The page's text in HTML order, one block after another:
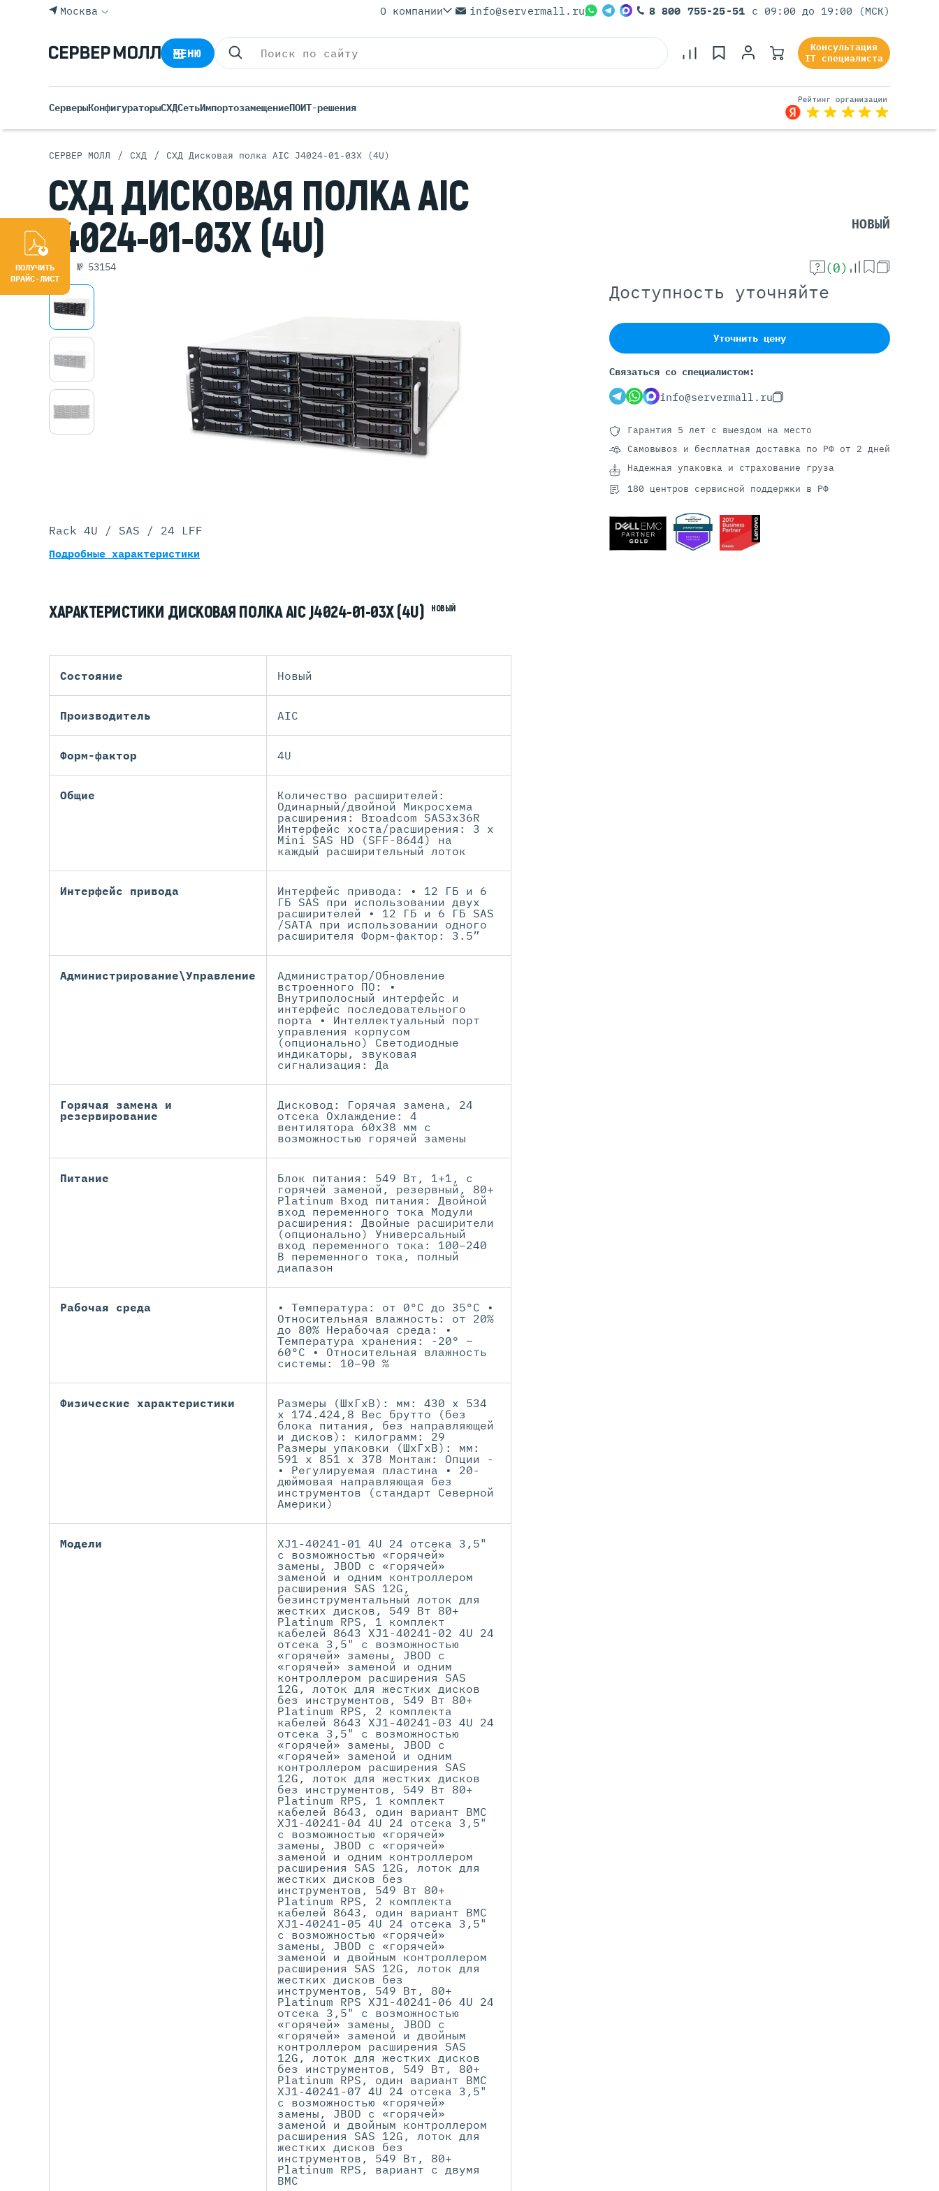
Rack Серверы
Tower Серверы
Российские Серверы
Б/У Серверы (Refurbished)
Серверы Huawei Atlas
Серверы DELL
DELL G17
DELL G16
DELL G15
DELL G14
С GPU AMD
С 4 GPU
С 8 GPU
Москва О компании info@servermall.ru 8 800 755-25-51 с 09:00 до 19:00 (МСК)
МЕНЮ
Консультация
IT специалиста
СерверыКонфигураторыСХДСетьИмпортозамещениеПОИТ-решения
СЕРВЕР МОЛЛ / СХД / СХД Дисковая полка AIC J4024-01-03X (4U)
СХДДИСКОВАЯ ПОЛКА AIC
J4024-01-03X (4U)
арт. № 53154
НОВЫЙ
(0)
Доступность уточняйте
Уточнить цену
Связаться со специалистом:
info@servermall.ru
Гарантия 5 лет с выездом на место
Самовывоз и бесплатная доставка по РФ от 2 дней
Надежная упаковка и страхование груза
180 центров сервисной поддержки в РФ
Rack 4U / SAS / 24 LFF
Подробные характеристики
ХАРАКТЕРИСТИКИ ДИСКОВАЯ ПОЛКА AIC J4024-01-03X (4U) НОВЫЙ
Состояние Новый
Производитель AIC
Форм-фактор 4U
Общие
Количество расширителей:
Одинарный/двойной Микросхема
расширения: Broadcom SAS3x36R
Интерфейс хоста/расширения: 3 x
Mini SAS HD (SFF-8644) на
каждый расширительный лоток
Интерфейс привода
Интерфейс привода: • 12 ГБ и 6
ГБ SAS при использовании двух
расширителей • 12 ГБ и 6 ГБ SAS
/SATA при использовании одного
расширителя Форм-фактор: 3.5”
Администрирование\Управление
Администратор/Обновление
встроенного ПО: •
Внутриполосный интерфейс и
интерфейс последовательного
порта • Интеллектуальный порт
управления корпусом
(опционально) Светодиодные
индикаторы, звуковая
сигнализация: Да
Горячая замена и
резервирование
Дисковод: Горячая замена, 24
отсека Охлаждение: 4
вентилятора 60x38 мм с
возможностью горячей замены
Питание
Блок питания: 549 Вт, 1+1, с
горячей заменой, резервный, 80+
Platinum Вход питания: Двойной
вход переменного тока Модули
расширения: Двойные расширители
(опционально) Универсальный
вход переменного тока: 100–240
В переменного тока, полный
диапазон
Рабочая среда
• Температура: от 0ºC до 35ºC •
Относительная влажность: от 20%
до 80% Нерабочая среда: •
Температура хранения: -20° ~
60°C • Относительная влажность
системы: 10–90 %
Физические характеристики
Размеры (ШхГхВ): мм: 430 x 534
x 174.424,8 Вес брутто (без
блока питания, без направляющей
и дисков): килограмм: 29
Размеры упаковки (ШхГхВ): мм:
591 x 851 x 378 Монтаж: Опции -
• Регулируемая пластина • 20-
дюймовая направляющая без
инструментов (стандарт Северной
Америки)
Модели
XJ1-40241-01 4U 24 отсека 3,5"
с возможностью «горячей»
замены, JBOD с «горячей»
заменой и одним контроллером
расширения SAS 12G,
безинструментальный лоток для
жестких дисков, 549 Вт 80+
Platinum RPS, 1 комплект
кабелей 8643 XJ1-40241-02 4U 24
отсека 3,5" с возможностью
«горячей» замены, JBOD с
«горячей» заменой и одним
контроллером расширения SAS
12G, лоток для жестких дисков
без инструментов, 549 Вт 80+
Platinum RPS, 2 комплекта
кабелей 8643 XJ1-40241-03 4U 24
отсека 3,5" с возможностью
«горячей» замены, JBOD с
«горячей» заменой и одним
контроллером расширения SAS
12G, лоток для жестких дисков
без инструментов, 549 Вт 80+
Platinum RPS, 1 комплект
кабелей 8643, один вариант BMC
XJ1-40241-04 4U 24 отсека 3,5"
с возможностью «горячей»
замены, JBOD с «горячей»
заменой и одним контроллером
расширения SAS 12G, лоток для
жестких дисков без
инструментов, 549 Вт 80+
Platinum RPS, 2 комплекта
кабелей 8643, один вариант BMC
XJ1-40241-05 4U 24 отсека 3,5"
с возможностью «горячей»
замены, JBOD с «горячей»
заменой и двойным контроллером
расширения SAS 12G, лоток для
жестких дисков без
инструментов, 549 Вт, 80+
Platinum RPS XJ1-40241-06 4U 24
отсека 3,5" с возможностью
«горячей» замены, JBOD с
«горячей» заменой и двойным
контроллером расширения SAS
12G, лоток для жестких дисков
без инструментов, 549 Вт, 80+
Platinum RPS, один вариант BMC
XJ1-40241-07 4U 24 отсека 3,5"
с возможностью «горячей»
замены, JBOD с «горячей»
заменой и двойным контроллером
расширения SAS 12G, лоток для
жестких дисков без
инструментов, 549 Вт, 80+
Platinum RPS, вариант с двумя
BMC
ПОЛУЧИТЬ
ПРАЙС-ЛИСТ